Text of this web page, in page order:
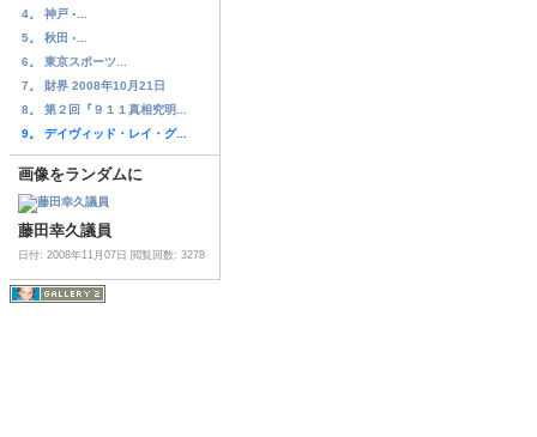
4。 神戸 ◦...
5。 秋田 ◦...
6。 東京スポーツ...
7。 財界 2008年10月21日
8。 第２回『９１１真相究明...
9。 デイヴィッド・レイ・グ...
画像をランダムに
藤田幸久議員
日付: 2008年11月07日 閲覧回数: 3278